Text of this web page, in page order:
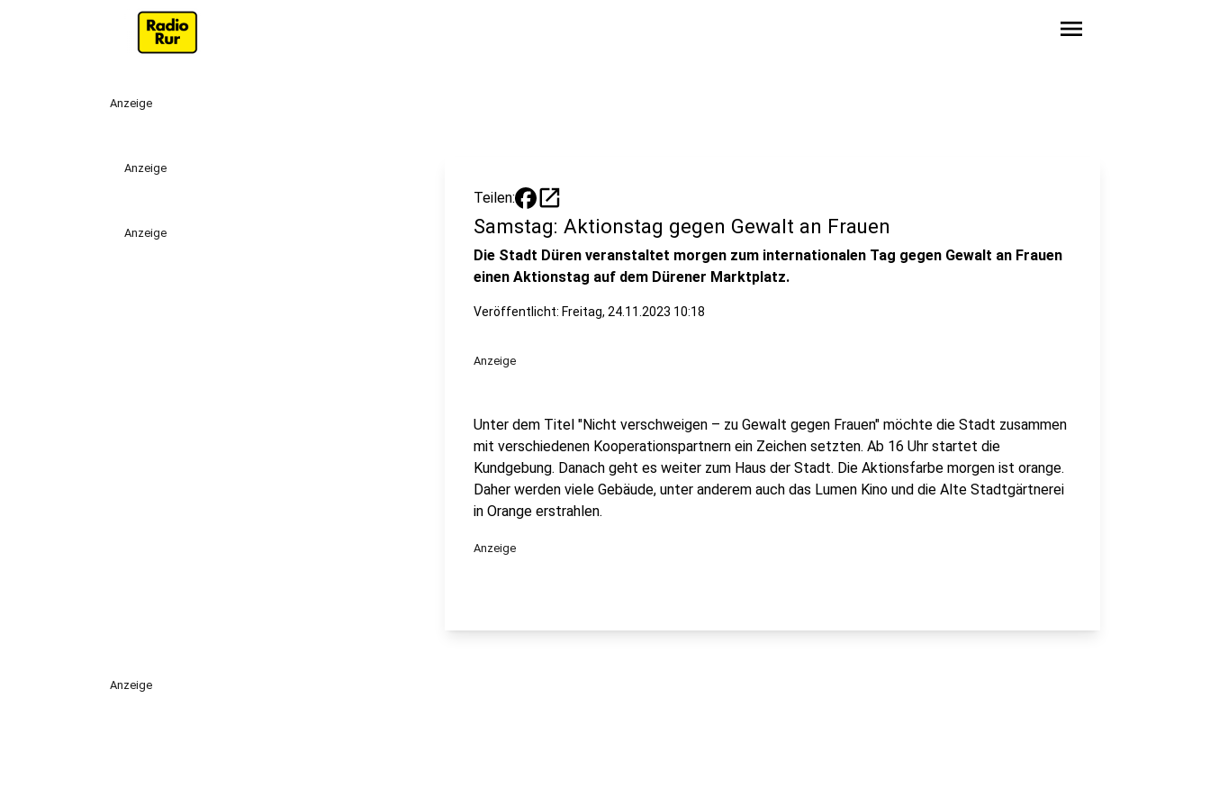
menu
Anzeige
Anzeige
Anzeige
Teilen: open_in_new
Samstag: Aktionstag gegen Gewalt an Frauen
Die Stadt Düren veranstaltet morgen zum internationalen Tag gegen Gewalt an Frauen
einen Aktionstag auf dem Dürener Marktplatz.
Veröffentlicht: Freitag, 24.11.2023 10:18
Anzeige
Unter dem Titel "Nicht verschweigen – zu Gewalt gegen Frauen" möchte die Stadt zusammen
mit verschiedenen Kooperationspartnern ein Zeichen setzten. Ab 16 Uhr startet die
Kundgebung. Danach geht es weiter zum Haus der Stadt. Die Aktionsfarbe morgen ist orange.
Daher werden viele Gebäude, unter anderem auch das Lumen Kino und die Alte Stadtgärtnerei
in Orange erstrahlen.
Anzeige
Anzeige